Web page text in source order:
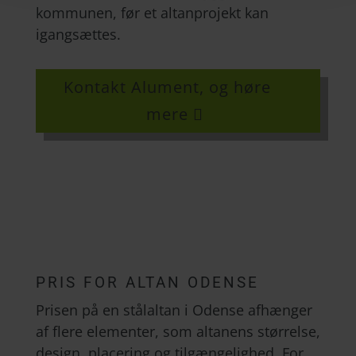
kommunen, før et altanprojekt kan
igangsættes.
Kontakt Alument, og høre
mere
PRIS FOR ALTAN ODENSE
Prisen på en stålaltan i Odense afhænger
af flere elementer, som altanens størrelse,